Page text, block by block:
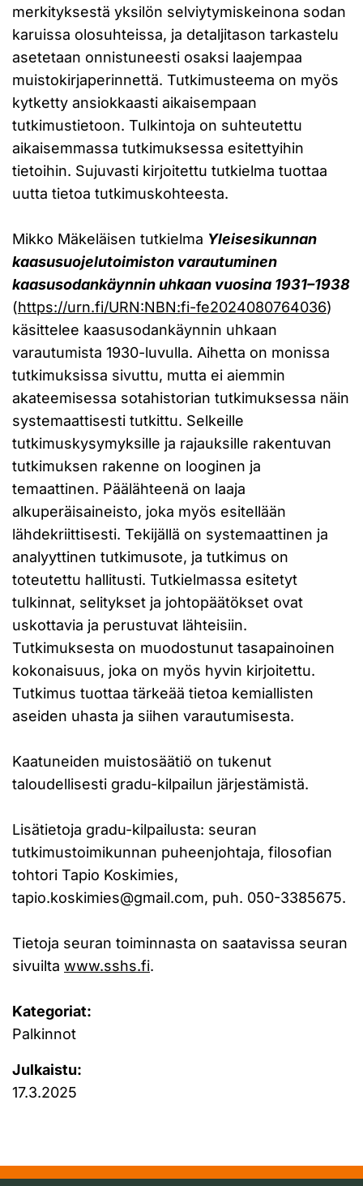
merkityksestä yksilön selviytymiskeinona sodan
karuissa olosuhteissa, ja detaljitason tarkastelu
asetetaan onnistuneesti osaksi laajempaa
muistokirjaperinnettä. Tutkimusteema on myös
kytketty ansiokkaasti aikaisempaan
tutkimustietoon. Tulkintoja on suhteutettu
aikaisemmassa tutkimuksessa esitettyihin
tietoihin. Sujuvasti kirjoitettu tutkielma tuottaa
uutta tietoa tutkimuskohteesta.
Mikko Mäkeläisen tutkielma Yleisesikunnan
kaasusuojelutoimiston varautuminen
kaasusodankäynnin uhkaan vuosina 1931–1938
(https://urn.fi/URN:NBN:fi-fe2024080764036)
käsittelee kaasusodankäynnin uhkaan
varautumista 1930-luvulla. Aihetta on monissa
tutkimuksissa sivuttu, mutta ei aiemmin
akateemisessa sotahistorian tutkimuksessa näin
systemaattisesti tutkittu. Selkeille
tutkimuskysymyksille ja rajauksille rakentuvan
tutkimuksen rakenne on looginen ja
temaattinen. Päälähteenä on laaja
alkuperäisaineisto, joka myös esitellään
lähdekriittisesti. Tekijällä on systemaattinen ja
analyyttinen tutkimusote, ja tutkimus on
toteutettu hallitusti. Tutkielmassa esitetyt
tulkinnat, selitykset ja johtopäätökset ovat
uskottavia ja perustuvat lähteisiin.
Tutkimuksesta on muodostunut tasapainoinen
kokonaisuus, joka on myös hyvin kirjoitettu.
Tutkimus tuottaa tärkeää tietoa kemiallisten
aseiden uhasta ja siihen varautumisesta.
Kaatuneiden muistosäätiö on tukenut
taloudellisesti gradu-kilpailun järjestämistä.
Lisätietoja gradu-kilpailusta: seuran
tutkimustoimikunnan puheenjohtaja, filosofian
tohtori Tapio Koskimies,
tapio.koskimies@gmail.com, puh. 050-3385675.
Tietoja seuran toiminnasta on saatavissa seuran
sivuilta www.sshs.fi.
Kategoriat:
Palkinnot
Julkaistu:
17.3.2025